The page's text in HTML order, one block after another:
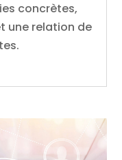
concrètes,
une relation de